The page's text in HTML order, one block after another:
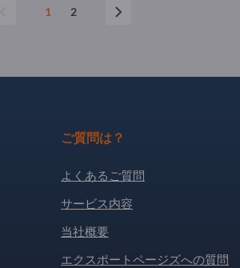
1 2
ご質問は？
よくあるご質問
サービス内容
当社概要
エクスポートページズへの質問